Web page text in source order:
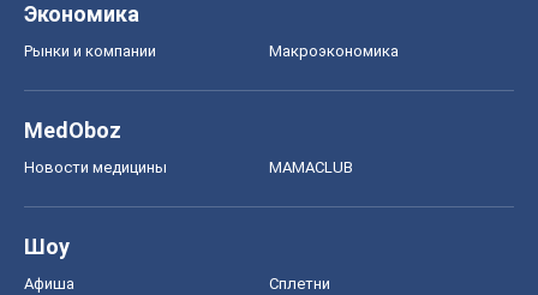
Экономика
Рынки и компании Mакроэкономика
MedOboz
Новости медицины MAMACLUB
Шоу
Афиша Сплетни